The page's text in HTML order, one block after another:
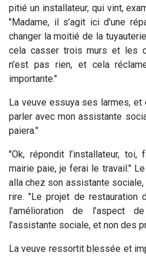
pitié un installateur, qui vint,
"Madame, il s’agit ici d’une
changer la moitié de la
cela casser trois murs et les
n’est pas rien, et cela
importante."
La veuve essuya ses larmes,
parler avec mon assistante
paiera."
"Ok, répondit l’installateur,
mairie paie, je ferai le travail."
alla chez son assistante
rire. "Le projet de restauration
l’amélioration de l’aspect
l’assistante sociale, et non des
La veuve ressortit blessée et